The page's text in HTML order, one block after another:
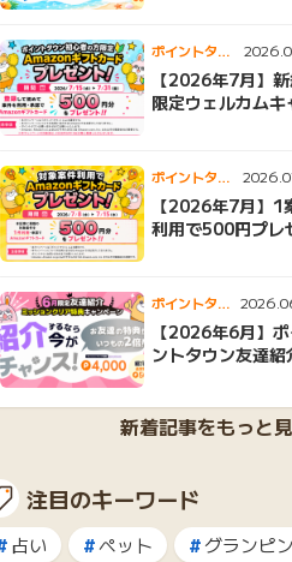
ポイントタウ
ンニュース
【2026年7月】
限定ウェルカムキ
ポイントタウ
ンニュース
【2026年7月】1
利用で500円プレ
ポイントタウ
ンニュース
【2026年6月】
ントタウン友達紹
新着記事をもっと
注目のキーワード
占い ペット
グランピ